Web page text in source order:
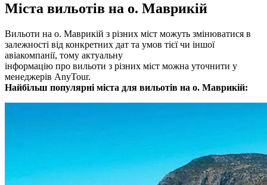
Міста вильотів на о. Маврикій
Вильоти на о. Маврикій з різних міст можуть змінюватися в
залежності від конкретних дат та умов тієї чи іншої
авіакомпанії, тому актуальну
інформацію про вильоти з різних міст можна уточнити у
менеджерів AnyTour.
Найбільш популярні міста для вильотів на о. Маврикій: